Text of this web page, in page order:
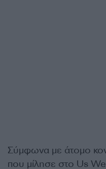
Σύμφωνα με άτομο
που μίλησε στο Us